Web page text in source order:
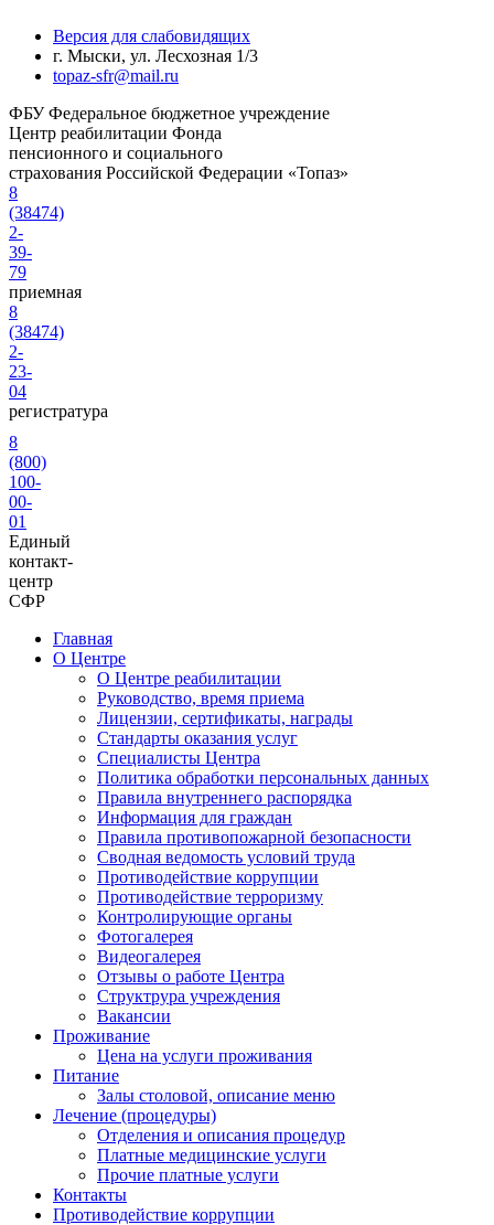
Версия для слабовидящих
г. Мыски, ул. Лесхозная 1/3
topaz-sfr@mail.ru
ФБУ Федеральное бюджетное учреждение
Центр реабилитации Фонда
пенсионного и социального
страхования Российской Федерации «Топаз»
8
(38474)
2-
39-
79
приемная
8
(38474)
2-
23-
04
регистратура
8
(800)
100-
00-
01
Единый
контакт-
центр
СФР
Главная
О Центре
О Центре реабилитации
Руководство, время приема
Лицензии, сертификаты, награды
Стандарты оказания услуг
Специалисты Центра
Политика обработки персональных данных
Правила внутреннего распорядка
Информация для граждан
Правила противопожарной безопасности
Сводная ведомость условий труда
Противодействие коррупции
Противодействие терроризму
Контролирующие органы
Фотогалерея
Видеогалерея
Отзывы о работе Центра
Структрура учреждения
Вакансии
Проживание
Цена на услуги проживания
Питание
Залы столовой, описание меню
Лечение (процедуры)
Отделения и описания процедур
Платные медицинские услуги
Прочие платные услуги
Контакты
Противодействие коррупции